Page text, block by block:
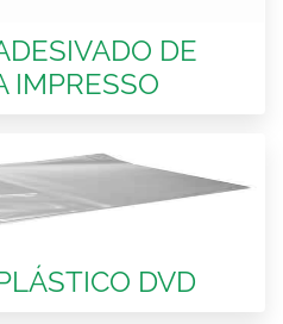
DE
IMPRESSO
DVD